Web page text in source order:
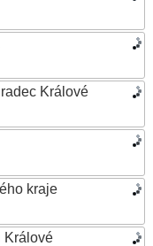
Králové
kraje
Králové